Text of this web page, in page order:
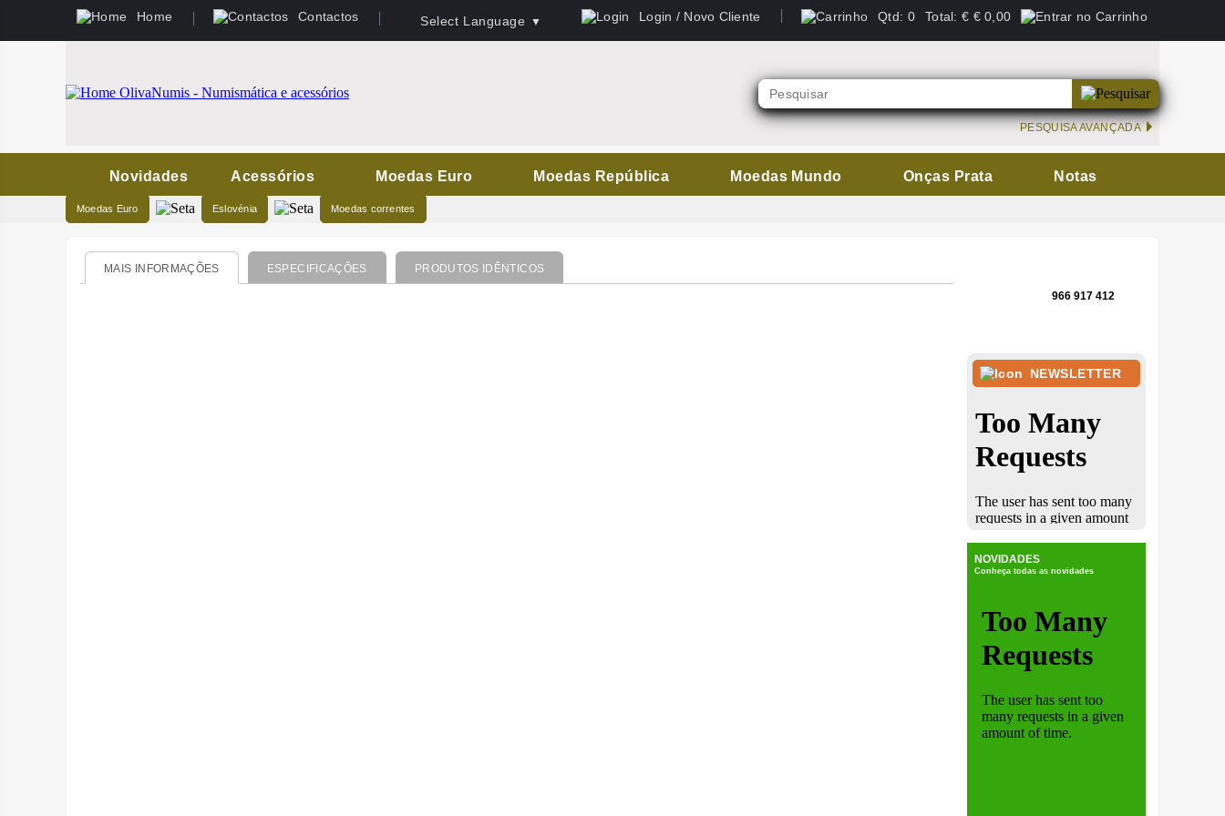
Home Contactos Select Language ▼ Login / Novo Cliente Qtd: 0 Total: € € 0,00
PESQUISA AVANÇADA
Novidades Acessórios Moedas Euro Moedas República Moedas Mundo Onças Prata Notas
Moedas Euro Eslovénia Moedas correntes
MAIS INFORMAÇÕES ESPECIFICAÇÕES PRODUTOS IDÊNTICOS
966 917 412
NEWSLETTER
NOVIDADES
Conheça todas as novidades